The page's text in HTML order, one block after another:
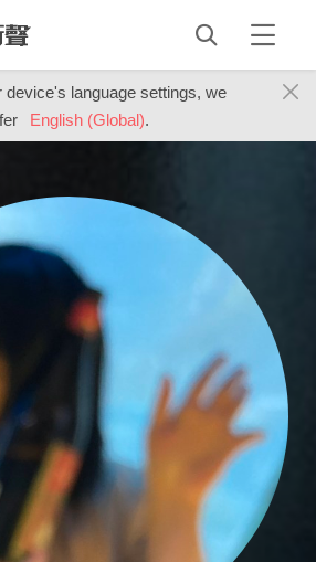
device's language settings, we
English (Global).